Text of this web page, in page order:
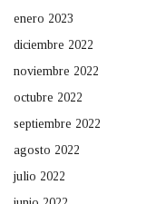
enero 2023
diciembre 2022
noviembre 2022
octubre 2022
septiembre 2022
agosto 2022
julio 2022